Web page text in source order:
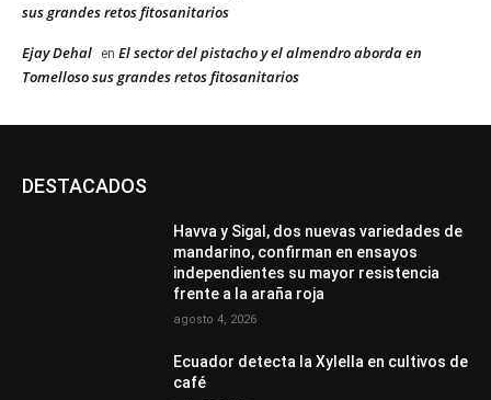
sus grandes retos fitosanitarios
Ejay Dehal en El sector del pistacho y el almendro aborda en
Tomelloso sus grandes retos fitosanitarios
DESTACADOS
Havva y Sigal, dos nuevas variedades de
mandarino, confirman en ensayos
independientes su mayor resistencia
frente a la araña roja
agosto 4, 2026
Ecuador detecta la Xylella en cultivos de
café